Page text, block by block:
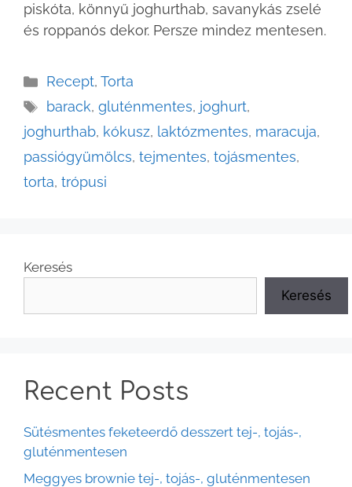
piskóta, könnyű joghurthab, savanykás zselé
és roppanós dekor. Persze mindez mentesen.
Recept, Torta
barack, gluténmentes, joghurt,
joghurthab, kókusz, laktózmentes, maracuja,
passiógyümölcs, tejmentes, tojásmentes,
torta, trópusi
Keresés
Keresés
Recent Posts
Sütésmentes feketeerdő desszert tej-, tojás-,
gluténmentesen
Meggyes brownie tej-, tojás-, gluténmentesen